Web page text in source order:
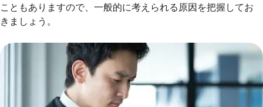
こともありますので、一般的に考えられる原因を把握してお
きましょう。